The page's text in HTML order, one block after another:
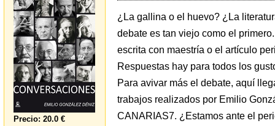
Precio: 20.0 €
¿La gallina o el huevo? ¿La
debate es tan viejo como el
escrita con maestría o el artículo
Respuestas hay para todos los
Para avivar más el debate, aquí
trabajos realizados por Emilio
CANARIAS7. ¿Estamos ante el